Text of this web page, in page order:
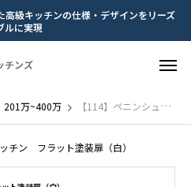
高級キッチンの仕様・デザインをリーズ
ルに実現
チンズ
201万~400万 【114】ペニンシュラキッチン フラット塗装扉（白）
チン フラット塗装扉（白）